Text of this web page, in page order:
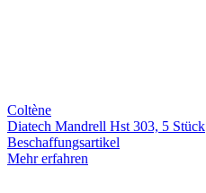
Coltène
Diatech Mandrell Hst 303, 5 Stück
Beschaffungsartikel
Mehr erfahren